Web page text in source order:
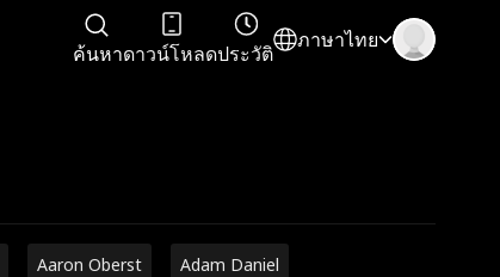
ค้นหาดาวน์โหลดประวัติ
ภาษาไทย
Aaron Oberst Adam Daniel